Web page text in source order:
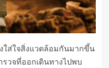
ใส่ใจสิ่งแวดล้อมกันมากขึ้น
รวจที่ออกเดินทางไปพบ